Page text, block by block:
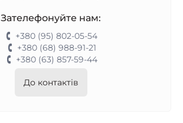
Зателефонуйте нам:
+380 (95) 802-05-54
+380 (68) 988-91-21
+380 (63) 857-59-44
До контактів